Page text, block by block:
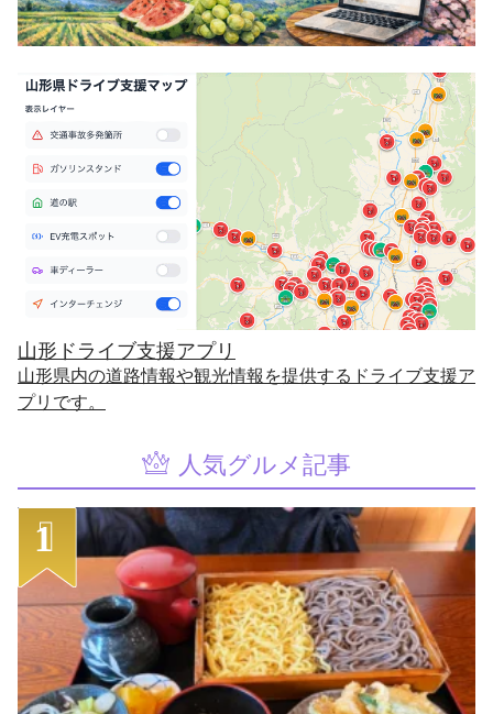
山形ドライブ支援アプリ
山形県内の道路情報や観光情報を提供するドライブ支援ア
プリです。
人気グルメ記事